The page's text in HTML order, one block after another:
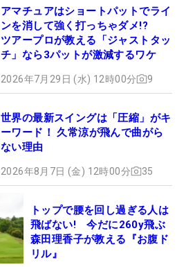
アマチュアはショートパットでライ
ンを消して強く打っちゃダメ!?
ツアープロが教える「ジャストタッ
チ」なら3パットが激減するワケ
2026年7月29日 (水) 12時00分 9
世界の最新スイングは「圧縮」がキ
ーワード！ 久常涼が飛んで曲がら
ない理由
2026年8月7日 (金) 12時00分 35
トップで腰を回し過ぎる人は
飛ばない! 今だに260y飛ぶ
森田理香子が教える『お腹ド
リル』